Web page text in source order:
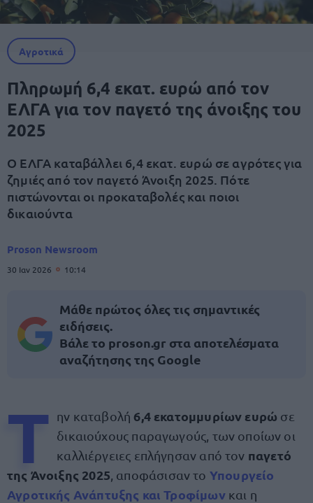
Αγροτικά
Πληρωμή 6,4 εκατ. ευρώ από τον
ΕΛΓΑ για τον παγετό της άνοιξης του
2025
Ο ΕΛΓΑ καταβάλλει 6,4 εκατ. ευρώ σε αγρότες για
ζημιές από τον παγετό Άνοιξη 2025. Πότε
πιστώνονται οι προκαταβολές και ποιοι
δικαιούντα
Proson Newsroom
30 Ιαν 2026 10:14
Μάθε πρώτος όλες τις σημαντικές
ειδήσεις.
Βάλε το proson.gr στα αποτελέσματα
αναζήτησης της Google
Τ ην καταβολή 6,4 εκατομμυρίων ευρώ σε
δικαιούχους παραγωγούς, των οποίων οι
καλλιέργειες επλήγησαν από τον παγετό
της Άνοιξης 2025 , αποφάσισαν το Υπουργείο
Αγροτικής Ανάπτυξης και Τροφίμωνκαι η